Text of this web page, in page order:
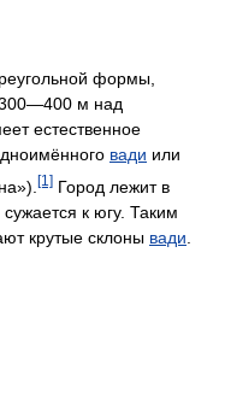
формы,
300—400 м над
естественное
вади или
[1] Город лежит в
сужается к югу. Таким
крутые склоны вади